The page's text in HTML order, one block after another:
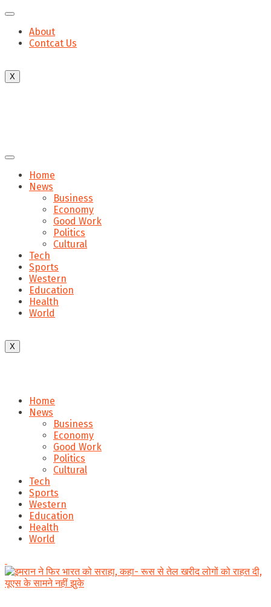
About
Contcat Us
X
Home
News
Business
Economy
Good Work
Politics
Cultural
Tech
Sports
Western
Education
Health
World
X
Home
News
Business
Economy
Good Work
Politics
Cultural
Tech
Sports
Western
Education
Health
World